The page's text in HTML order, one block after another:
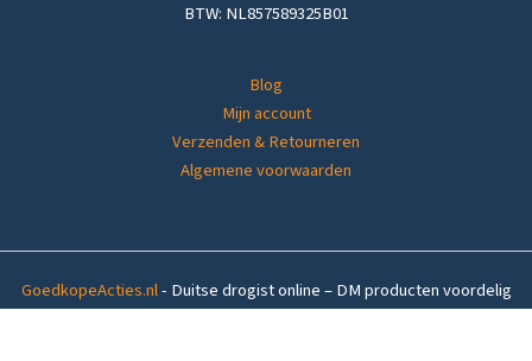
BTW: NL857589325B01
Blog
Mijn account
Verzenden & Retourneren
Algemene voorwaarden
GoedkopeActies.nl- Duitse drogist online – DM producten voordelig